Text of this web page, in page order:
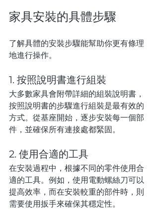
家具安裝的具體步驟
了解具體的安裝步驟能幫助你更有條理
地進行操作。
1. 按照說明書進行組裝
大多數家具會附帶詳細的組裝說明書，
按照說明書的步驟進行組裝是最有效的
方式。從基座開始，逐步安裝每一個部
件，並確保所有連接處都緊固。
2. 使用合適的工具
在安裝過程中，根據不同的零件使用合
適的工具。例如，使用電動螺絲刀可以
提高效率，而在安裝較重的部件時，則
需要使用扳手來確保其穩定性。